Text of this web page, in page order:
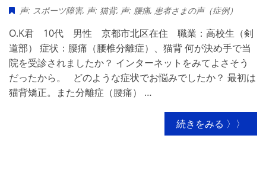
声: スポーツ障害, 声: 猫背, 声: 腰痛, 患者さまの声（症例）
O.K君 10代 男性 京都市北区在住 職業：高校生（剣
道部） 症状：腰痛（腰椎分離症）、猫背 何が決め手で当
院を受診されましたか？ インターネットをみてよさそう
だったから。 どのような症状でお悩みでしたか？ 最初は
猫背矯正。また分離症（腰痛） …
続きをみる 〉〉